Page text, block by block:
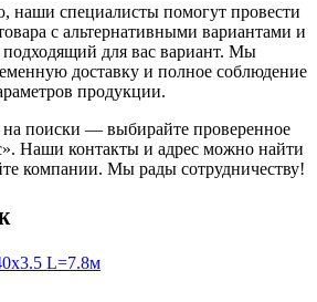
специалисты помогут провести
с альтернативными вариантами и
подходящий для вас вариант. Мы
доставку и полное соблюдение
продукции.
на поиски — выбирайте проверенное
Наши контакты и адрес можно найти
компании. Мы рады сотрудничеству!
L=7.8м